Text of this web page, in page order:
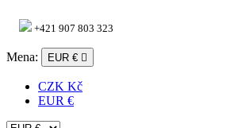
+421 907 803 323
Mena: EUR € 
CZK Kč
EUR €